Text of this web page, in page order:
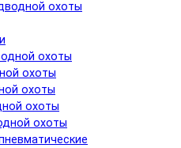
охоты
охоты
охоты
охоты
охоты
охоты